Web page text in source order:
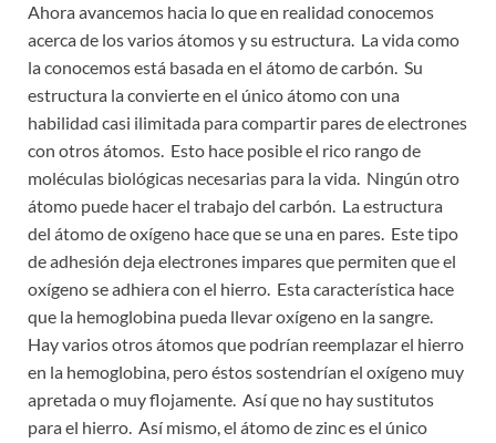
Ahora avancemos hacia lo que en realidad conocemos
acerca de los varios átomos y su estructura. La vida como
la conocemos está basada en el átomo de carbón. Su
estructura la convierte en el único átomo con una
habilidad casi ilimitada para compartir pares de electrones
con otros átomos. Esto hace posible el rico rango de
moléculas biológicas necesarias para la vida. Ningún otro
átomo puede hacer el trabajo del carbón. La estructura
del átomo de oxígeno hace que se una en pares. Este tipo
de adhesión deja electrones impares que permiten que el
oxígeno se adhiera con el hierro. Esta característica hace
que la hemoglobina pueda llevar oxígeno en la sangre.
Hay varios otros átomos que podrían reemplazar el hierro
en la hemoglobina, pero éstos sostendrían el oxígeno muy
apretada o muy flojamente. Así que no hay sustitutos
para el hierro. Así mismo, el átomo de zinc es el único